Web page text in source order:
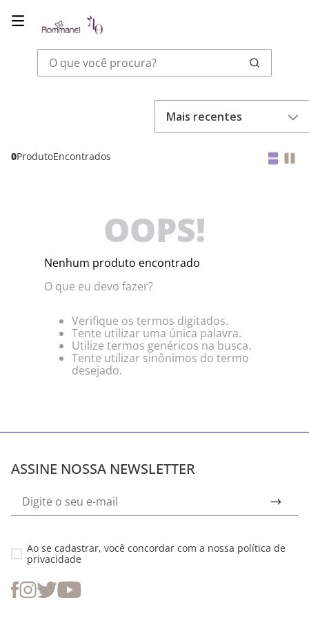
O que você procura?
Mais recentes
0Produto
OOPS!
Nenhum produto encontrado
O que eu devo fazer?
Verifique os termos digitados.
Tente utilizar uma única palavra.
Utilize termos genéricos na busca.
Tente utilizar sinônimos do termo
desejado.
ASSINE NOSSA NEWSLETTER
Ao se cadastrar, você concordar com a nossa política de
privacidade